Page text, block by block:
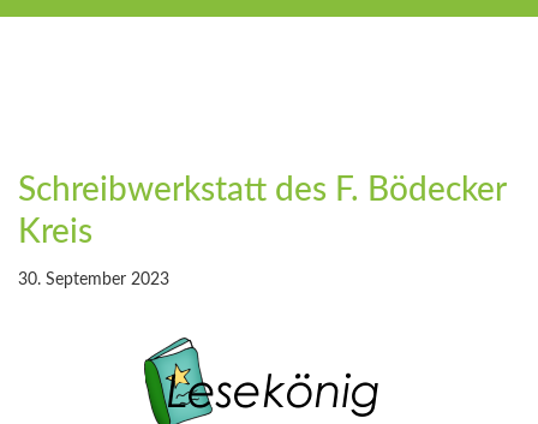
Schreibwerkstatt des F. Bödecker
Kreis
30. September 2023